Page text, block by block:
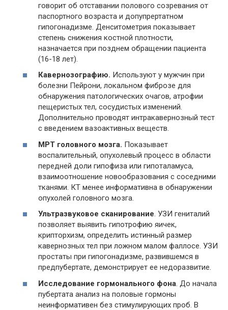
говорит об отставании полового созревания от
паспортного возраста и допупрертатном
гипогонадизме. Денситометрия показывает
степень снижения костной плотности,
назначается при позднем обращении пациента
(16-18 лет).
Кавернозографию. Используют у мужчин при
болезни Пейрони, локальном фиброзе для
обнаружения патологических очагов, атрофии
пещеристых тел, сосудистых изменений.
Дополнительно проводят интракавернозный тест
с введением вазоактивных веществ.
МРТ головного мозга. Показывает
воспалительный, опухолевый процесс в области
передней доли гипофиза или гипоталамуса,
взаимоотношение новообразования с соседними
тканями. КТ менее информативна в обнаружении
опухолей головного мозга.
Ультразвуковое сканирование. УЗИ гениталий
позволяет выявить гипотрофию яичек,
крипторхизм, определить истинный размер
кавернозных тел при ложном малом фаллосе. УЗИ
простаты при гипогонадизме, развившемся в
предпубертате, демонстрирует ее недоразвитие.
Исследование гормонального фона . До начала
пубертата анализ на половые гормоны
неинформативен без стимулирующих проб. В